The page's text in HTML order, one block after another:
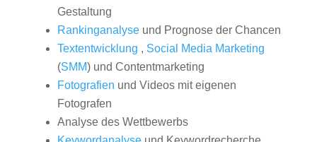
Gestaltung
Rankinganalyseund Prognose der Chancen
Textentwicklung , Social Media Marketing
(SMM) und Contentmarketing
Fotografien und Videos mit eigenen
Fotografen
Analyse des Wettbewerbs